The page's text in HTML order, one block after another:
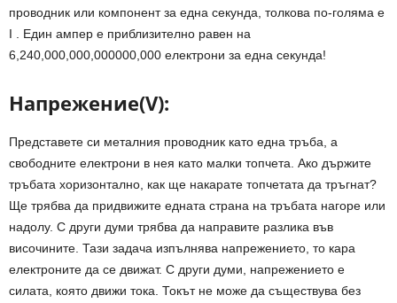
проводник или компонент за една секунда, толкова по-голяма е
I . Един ампер е приблизително равен на
6,240,000,000,000000,000 електрони за една секунда!
Напрежение(V):
Представете си металния проводник като една тръба, а
свободните електрони в нея като малки топчета. Ако държите
тръбата хоризонтално, как ще накарате топчетата да тръгнат?
Ще трябва да придвижите едната страна на тръбата нагоре или
надолу. С други думи трябва да направите разлика във
височините. Тази задача изпълнява напрежението, то кара
електроните да се движат. С други думи, напрежението е
силата, която движи тока. Токът не може да съществува без